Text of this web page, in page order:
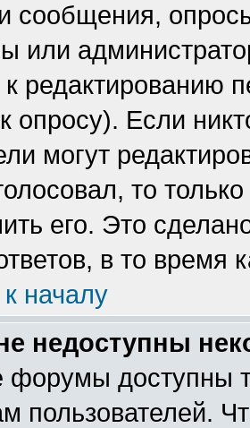
сообщения,
или
редактированию
опросу). Если
могут
то
его. Это
в то время
началу
недоступны
форумы доступны
пользователей.